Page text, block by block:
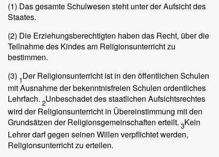
(1) Das gesamte Schulwesen steht unter der Aufsicht des
Staates.
(2) Die Erziehungsberechtigten haben das Recht, über die
Teilnahme des Kindes am Religionsunterricht zu
bestimmen.
(3) 1Der Religionsunterricht ist in den öffentlichen Schulen
mit Ausnahme der bekenntnisfreien Schulen ordentliches
Lehrfach. 2Unbeschadet des staatlichen Aufsichtsrechtes
wird der Religionsunterricht in Übereinstimmung mit den
Grundsätzen der Religionsgemeinschaften erteilt. 3Kein
Lehrer darf gegen seinen Willen verpflichtet werden,
Religionsunterricht zu erteilen.